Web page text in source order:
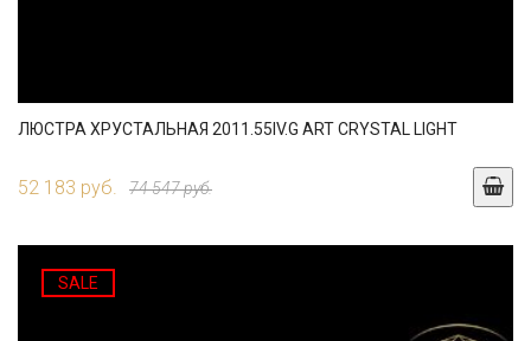
ЛЮСТРА ХРУСТАЛЬНАЯ 2011.55IV.G ART CRYSTAL LIGHT
52 183 руб. 74 547 руб.
SALE